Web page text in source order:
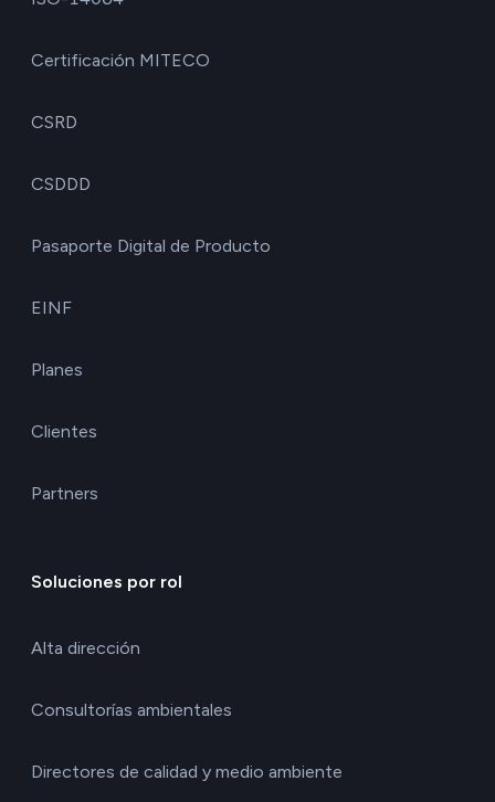
Certificación MITECO
CSRD
CSDDD
Pasaporte Digital de Producto
EINF
Planes
Clientes
Partners
Soluciones por rol
Alta dirección
Consultorías ambientales
Directores de calidad y medio ambiente